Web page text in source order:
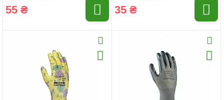
55 ₴ 35 ₴